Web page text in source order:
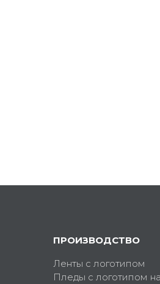
ПРОИЗВОДСТВО
Ленты с логотипом
Пледы с логотипом